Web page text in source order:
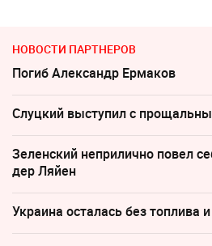
НОВОСТИ ПАРТНЕРОВ
Погиб Александр Ермаков
Слуцкий выступил с
Зеленский неприлично повел
дер Ляйен
Украина осталась без топлива